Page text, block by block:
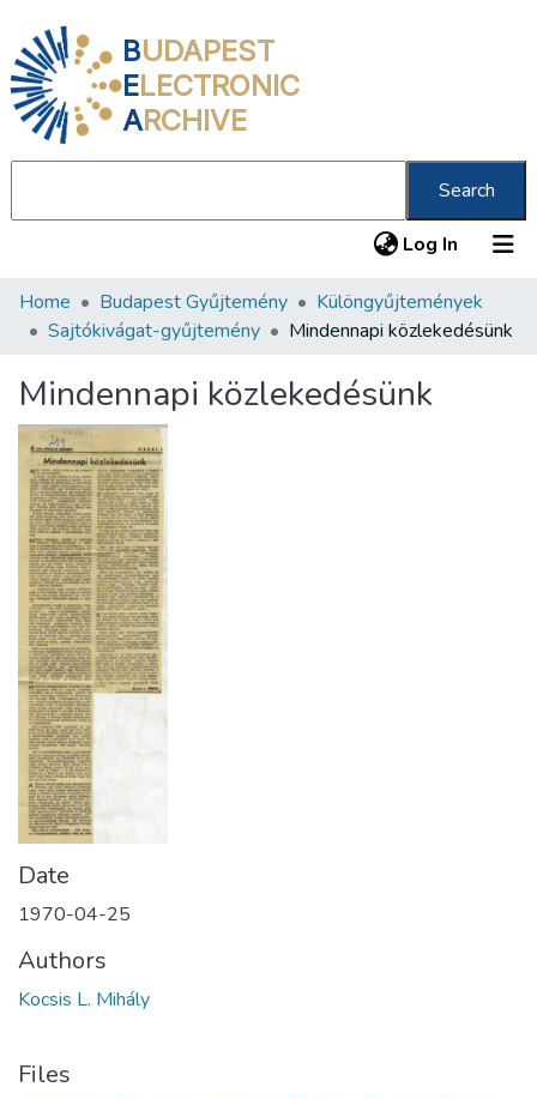
BUDAPEST
ELECTRONIC
ARCHIVE
Search
Log In (current)
Communities & Collections
Statistics
About us
Home Budapest Gyűjtemény
Különgyűjtemények
Sajtókivágat-gyűjtemény
Mindennapi közlekedésünk
Mindennapi közlekedésünk
Date
1970-04-25
Authors
Kocsis L. Mihály
Files